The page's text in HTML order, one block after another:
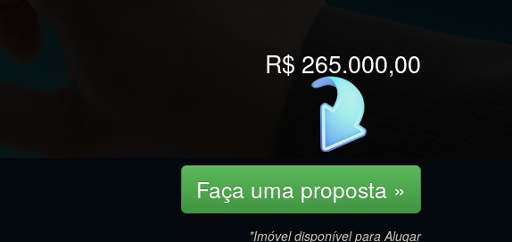
R$ 265.000,00
Faça uma proposta »
*Imóvel disponível para Alugar